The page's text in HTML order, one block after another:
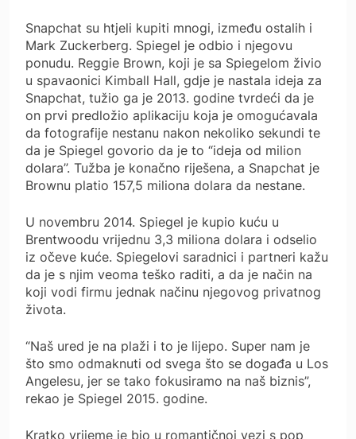
Snapchat su htjeli kupiti mnogi, između ostalih i
Mark Zuckerberg. Spiegel je odbio i njegovu
ponudu. Reggie Brown, koji je sa Spiegelom živio
u spavaonici Kimball Hall, gdje je nastala ideja za
Snapchat, tužio ga je 2013. godine tvrdeći da je
on prvi predložio aplikaciju koja je omogućavala
da fotografije nestanu nakon nekoliko sekundi te
da je Spiegel govorio da je to “ideja od milion
dolara”. Tužba je konačno riješena, a Snapchat je
Brownu platio 157,5 miliona dolara da nestane.
U novembru 2014. Spiegel je kupio kuću u
Brentwoodu vrijednu 3,3 miliona dolara i odselio
iz očeve kuće. Spiegelovi saradnici i partneri kažu
da je s njim veoma teško raditi, a da je način na
koji vodi firmu jednak načinu njegovog privatnog
života.
“Naš ured je na plaži i to je lijepo. Super nam je
što smo odmaknuti od svega što se događa u Los
Angelesu, jer se tako fokusiramo na naš biznis”,
rekao je Spiegel 2015. godine.
Kratko vrijeme je bio u romantičnoj vezi s pop